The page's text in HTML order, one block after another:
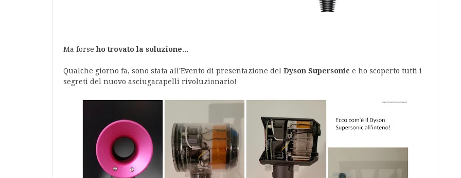
Ma forseho trovato la soluzione...
Qualche giorno fa, sono stata all'Evento di presentazione del Dyson Supersonic e ho scoperto tutti i
segreti del nuovo asciugacapelli rivoluzionario!